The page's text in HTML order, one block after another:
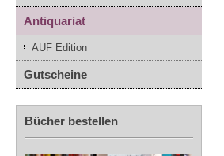
Antiquariat
AUF Edition
Gutscheine
Bücher bestellen